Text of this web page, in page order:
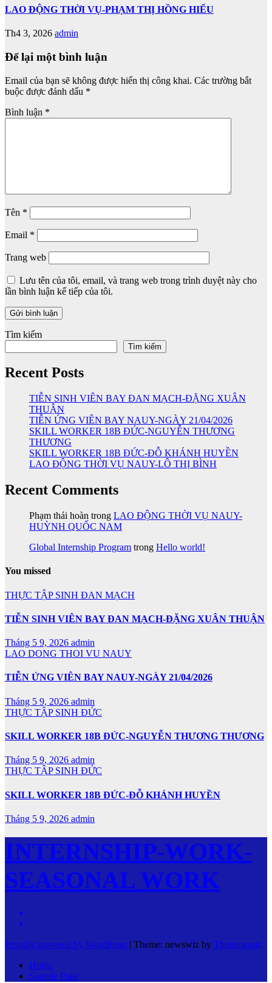
LAO ĐỘNG THỜI VỤ-PHẠM THỊ HỒNG HIẾU
Th4 3, 2026 admin
Để lại một bình luận
Email của bạn sẽ không được hiển thị công khai. Các trường bắt
buộc được đánh dấu *
Bình luận *
Tên *
Email *
Trang web
Lưu tên của tôi, email, và trang web trong trình duyệt này cho
lần bình luận kế tiếp của tôi.
Tìm kiếm
Tìm kiếm
Recent Posts
TIỄN SINH VIÊN BAY ĐAN MẠCH-ĐẶNG XUÂN
THUẬN
TIỄN ỨNG VIÊN BAY NAUY-NGÀY 21/04/2026
SKILL WORKER 18B ĐỨC-NGUYỄN THƯƠNG
THƯƠNG
SKILL WORKER 18B ĐỨC-ĐỖ KHÁNH HUYỀN
LAO ĐỘNG THỜI VỤ NAUY-LÔ THỊ BÌNH
Recent Comments
Phạm thái hoàn trong LAO ĐỘNG THỜI VỤ NAUY-
HUỲNH QUỐC NAM
Global Internship Program trong Hello world!
You missed
THỰC TẬP SINH ĐAN MẠCH
TIỄN SINH VIÊN BAY ĐAN MẠCH-ĐẶNG XUÂN THUẬN
Tháng 5 9, 2026 admin
LAO DONG THOI VU NAUY
TIỄN ỨNG VIÊN BAY NAUY-NGÀY 21/04/2026
Tháng 5 9, 2026 admin
THỰC TẬP SINH ĐỨC
SKILL WORKER 18B ĐỨC-NGUYỄN THƯƠNG THƯƠNG
Tháng 5 9, 2026 admin
THỰC TẬP SINH ĐỨC
SKILL WORKER 18B ĐỨC-ĐỖ KHÁNH HUYỀN
Tháng 5 9, 2026 admin
INTERNSHIP-WORK-
SEASONAL WORK
Proudly powered by WordPress | Theme: newswiz by Themeansar.
Home
Sample Page